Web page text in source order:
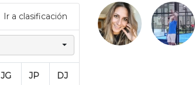
Ir a clasificación
JG JP DJ